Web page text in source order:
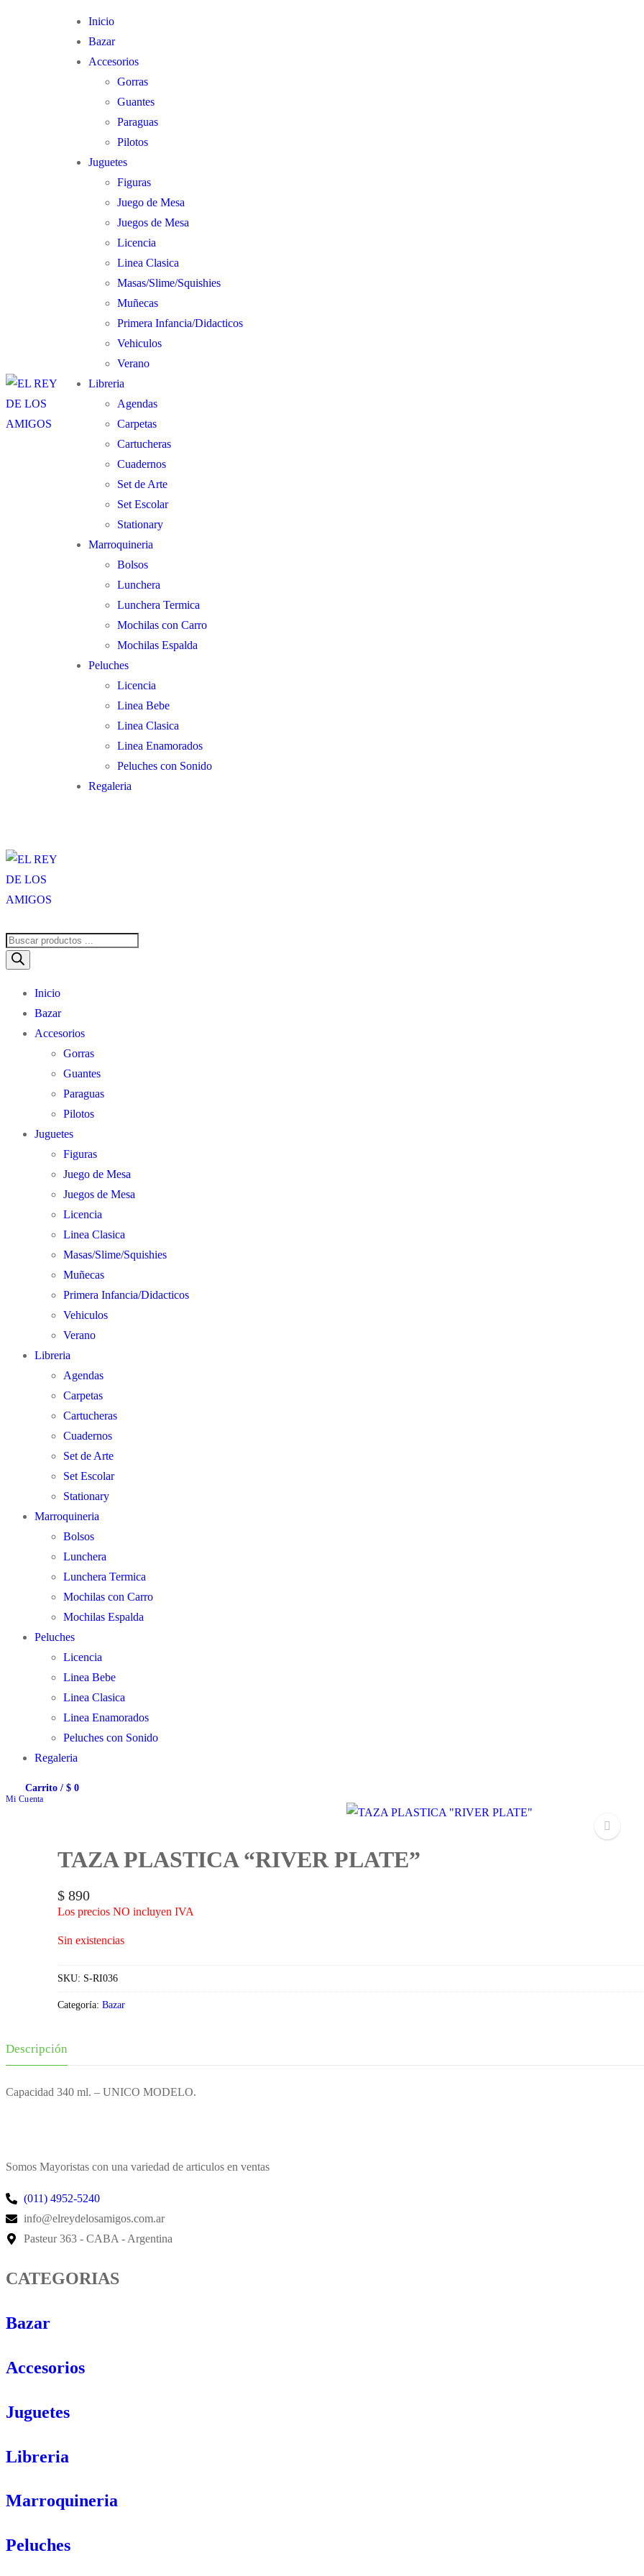
Inicio
Bazar
Accesorios
Gorras
Guantes
Paraguas
Pilotos
Juguetes
Figuras
Juego de Mesa
Juegos de Mesa
Licencia
Linea Clasica
Masas/Slime/Squishies
Muñecas
Primera Infancia/Didacticos
Vehiculos
Verano
Libreria
Agendas
Carpetas
Cartucheras
Cuadernos
Set de Arte
Set Escolar
Stationary
Marroquineria
Bolsos
Lunchera
Lunchera Termica
Mochilas con Carro
Mochilas Espalda
Peluches
Licencia
Linea Bebe
Linea Clasica
Linea Enamorados
Peluches con Sonido
Regaleria
Búsqueda
Inicio
Bazar
Accesorios
Gorras
Guantes
Paraguas
Pilotos
Juguetes
Figuras
Juego de Mesa
Juegos de Mesa
Licencia
Linea Clasica
Masas/Slime/Squishies
Muñecas
Primera Infancia/Didacticos
Vehiculos
Verano
Libreria
Agendas
Carpetas
Cartucheras
Cuadernos
Set de Arte
Set Escolar
Stationary
Marroquineria
Bolsos
Lunchera
Lunchera Termica
Mochilas con Carro
Mochilas Espalda
Peluches
Licencia
Linea Bebe
Linea Clasica
Linea Enamorados
Peluches con Sonido
Regaleria
Carrito / $0
Mi Cuenta
TAZA PLASTICA “RIVER PLATE”
$ 890
Los precios NO incluyen IVA
Sin existencias
SKU: S-RI036
Categoría: Bazar
Descripción
Capacidad 340 ml. – UNICO MODELO.
Somos Mayoristas con una variedad de articulos en ventas
(011) 4952-5240
info@elreydelosamigos.com.ar
Pasteur 363 - CABA - Argentina
CATEGORIAS
Bazar
Accesorios
Juguetes
Libreria
Marroquineria
Peluches